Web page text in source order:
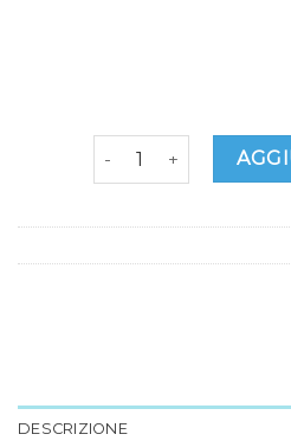
borsa o bag quantità
DESCRIZIONE